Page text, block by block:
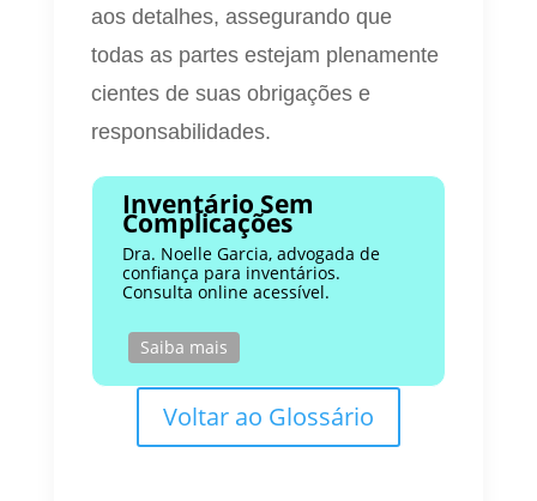
aos detalhes, assegurando que
todas as partes estejam plenamente
cientes de suas obrigações e
responsabilidades.
Inventário Sem
Complicações
Dra. Noelle Garcia, advogada de
confiança para inventários.
Consulta online acessível.
Saiba mais
Voltar ao Glossário